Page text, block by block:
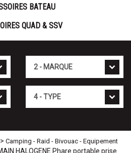
BATEAU
QUAD & SSV
Camping - Raid - Bivouac - Equipement
HALOGENE Phare portable prise